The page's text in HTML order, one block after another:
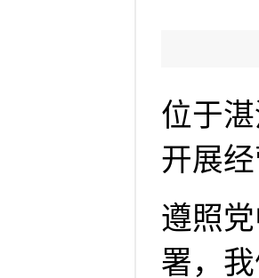
位于
开展
遵照
署，